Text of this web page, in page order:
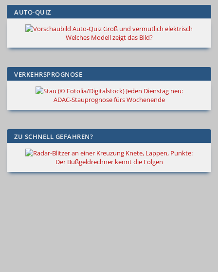
AUTO-QUIZ
Groß und vermutlich elektrisch
Welches Modell zeigt das Bild?
VERKEHRSPROGNOSE
Jeden Dienstag neu:
ADAC-Stauprognose fürs Wochenende
ZU SCHNELL GEFAHREN?
Knete, Lappen, Punkte:
Der Bußgeldrechner kennt die Folgen